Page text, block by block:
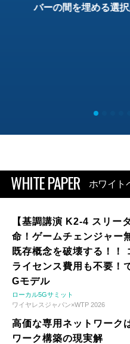
バーの間を埋める選
WHITE PAPER ホワイト
【基調講演 K2-4 スリー
命！ゲームチェンジャー
既存概念を破壊する！！
ライセンス費用も不要
Gモデル
ローカル5Gサミット
ワイヤレスジャパン×WTP 2026
高価な専用ネットワーク
ワーク構築の現実解